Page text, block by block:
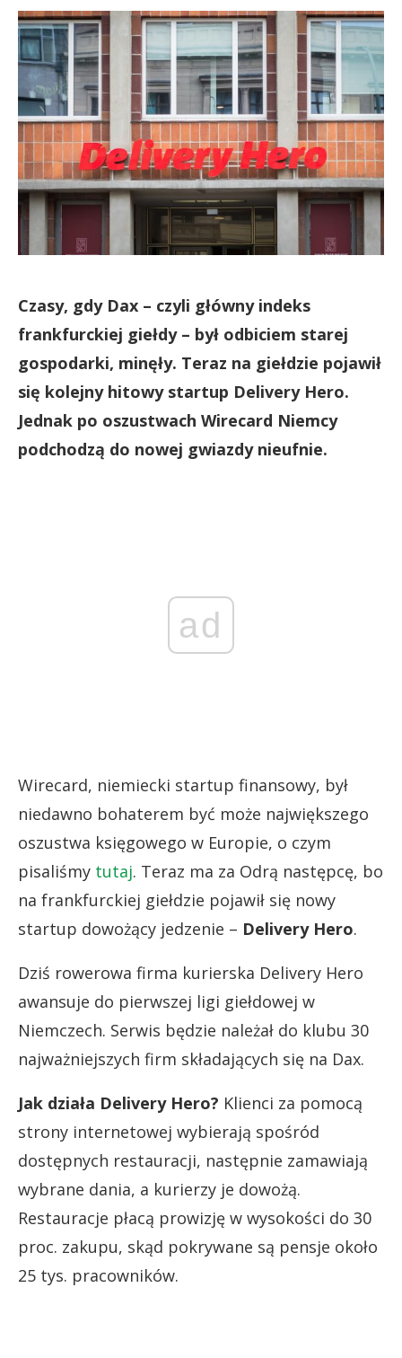
Czasy, gdy Dax – czyli główny indeks
frankfurckiej giełdy – był odbiciem starej
gospodarki, minęły. Teraz na giełdzie pojawił
się kolejny hitowy startup Delivery Hero.
Jednak po oszustwach Wirecard Niemcy
podchodzą do nowej gwiazdy nieufnie.
ad
Wirecard, niemiecki startup finansowy, był
niedawno bohaterem być może największego
oszustwa księgowego w Europie, o czym
pisaliśmy tutaj. Teraz ma za Odrą następcę, bo
na frankfurckiej giełdzie pojawił się nowy
startup dowożący jedzenie – Delivery Hero.
Dziś rowerowa firma kurierska Delivery Hero
awansuje do pierwszej ligi giełdowej w
Niemczech. Serwis będzie należał do klubu 30
najważniejszych firm składających się na Dax.
Jak działa Delivery Hero? Klienci za pomocą
strony internetowej wybierają spośród
dostępnych restauracji, następnie zamawiają
wybrane dania, a kurierzy je dowożą.
Restauracje płacą prowizję w wysokości do 30
proc. zakupu, skąd pokrywane są pensje około
25 tys. pracowników.